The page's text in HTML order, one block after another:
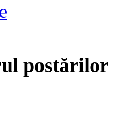
postărilor